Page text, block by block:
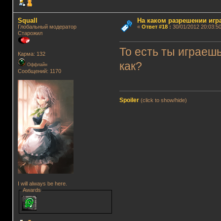
Squall
Глобальный модератор
Старожил
Карма: 132
Оффлайн
Сообщений: 1170
I will always be here.
Awards
На каком разрешении
« Ответ #18: 30/01/2012
То есть ты
как?
Spoiler (click to show/hide)